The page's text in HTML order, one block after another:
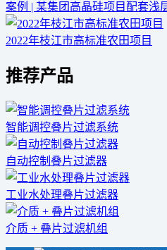
案例 | 某集团高晶硅项目配套浅
2022年枝江市高标准农田项目
推荐产品
智能调控叠片过滤系统
自动控制叠片过滤器
工业水处理叠片过滤器
介质 + 叠片过滤机组